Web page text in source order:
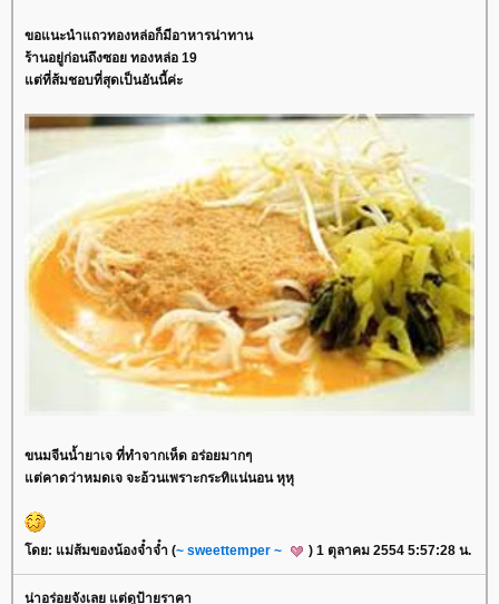
ขอแนะนำแถวทองหล่อก็มีอาหารน่าทาน
ร้านอยู่ก่อนถึงซอย ทองหล่อ 19
ต่ที่ส้มชอบที่สุดเป็นอันนี้ค่ะ
ขนมจีนน้ำยาเจ ที่ทำจากเห็ด อร่อยมากๆ
ต่คาดว่าหมดเจ จะอ้วนเพราะกระทิแน่นอน หุหุ
ดย: แม่ส้มของน้องจ๋ำจ๋ำ (~ sweettemper ~ ) 1 ตุลาคม 2554 5:57:28 น.
น่าอร่อยจังเลย แต่ดูป้ายราคา